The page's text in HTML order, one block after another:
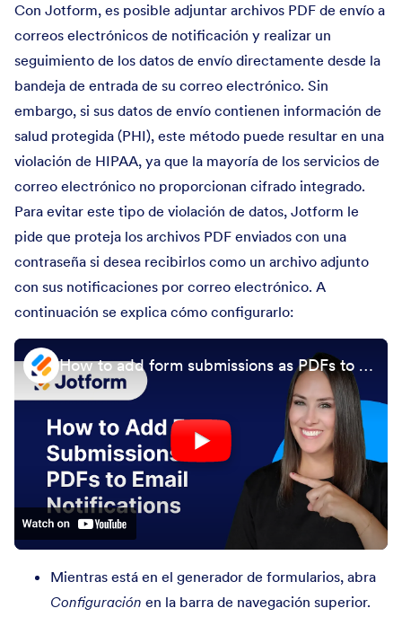
Con Jotform, es posible adjuntar archivos PDF de envío a
correos electrónicos de notificación y realizar un
seguimiento de los datos de envío directamente desde la
bandeja de entrada de su correo electrónico. Sin
embargo, si sus datos de envío contienen información de
salud protegida (PHI), este método puede resultar en una
violación de HIPAA, ya que la mayoría de los servicios de
correo electrónico no proporcionan cifrado integrado.
Para evitar este tipo de violación de datos, Jotform le
pide que proteja los archivos PDF enviados con una
contraseña si desea recibirlos como un archivo adjunto
con sus notificaciones por correo electrónico. A
continuación se explica cómo configurarlo:
How to add form submissions as PDFs to email notifications
Mientras está en el generador de formularios, abra
Configuración en la barra de navegación superior.